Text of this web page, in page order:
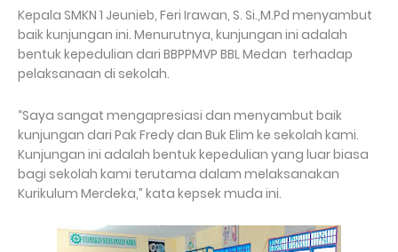
Kepala SMKN 1 Jeunieb, Feri Irawan, S. Si.,M.Pd menyambut
baik kunjungan ini. Menurutnya, kunjungan ini adalah
bentuk kepedulian dari BBPPMVP BBL Medan terhadap
pelaksanaan di sekolah.
“Saya sangat mengapresiasi dan menyambut baik
kunjungan dari Pak Fredy dan Buk Elim ke sekolah kami.
Kunjungan ini adalah bentuk kepedulian yang luar biasa
bagi sekolah kami terutama dalam melaksanakan
Kurikulum Merdeka,” kata kepsek muda ini.